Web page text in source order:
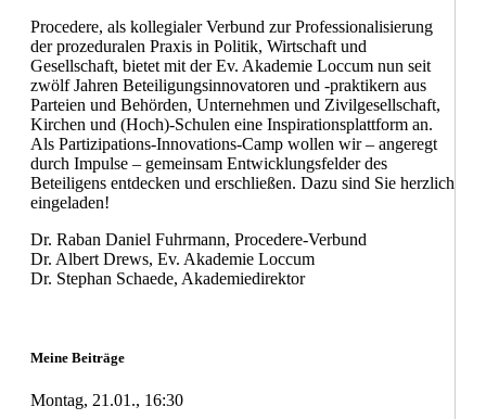
Procedere, als kollegialer Verbund zur Professionalisierung
der prozeduralen Praxis in Politik, Wirtschaft und
Gesellschaft, bietet mit der Ev. Akademie Loccum nun seit
zwölf Jahren Beteiligungsinnovatoren und -praktikern aus
Parteien und Behörden, Unternehmen und Zivilgesellschaft,
Kirchen und (Hoch)-Schulen eine Inspirationsplattform an.
Als Partizipations-Innovations-Camp wollen wir – angeregt
durch Impulse – gemeinsam Entwicklungsfelder des
Beteiligens entdecken und erschließen. Dazu sind Sie herzlich
eingeladen!
Dr. Raban Daniel Fuhrmann, Procedere-Verbund
Dr. Albert Drews, Ev. Akademie Loccum
Dr. Stephan Schaede, Akademiedirektor
Meine Beiträge
Montag, 21.01., 16:30